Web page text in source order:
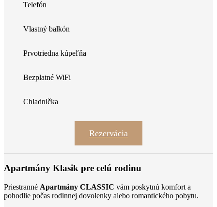
Telefón
Vlastný balkón
Prvotriedna kúpeľňa
Bezplatné WiFi
Chladnička
Rezervácia
Apartmány Klasik pre celú rodinu
Priestranné Apartmány CLASSIC vám poskytnú komfort a
pohodlie počas rodinnej dovolenky alebo romantického pobytu.